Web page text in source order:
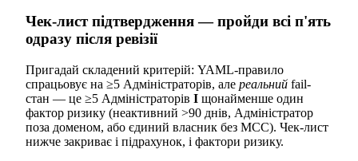
Чек-лист підтвердження — пройди всі п'ять
одразу після ревізії
Пригадай складений критерій: YAML-правило
спрацьовує на ≥5 Адміністраторів, але реальний fail-
стан — це ≥5 Адміністраторів І щонайменше один
фактор ризику (неактивний >90 днів, Адміністратор
поза доменом, або єдиний власник без MCC). Чек-лист
нижче закриває і підрахунок, і фактори ризику.